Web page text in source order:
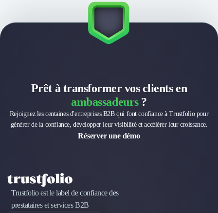
Prêt à transformer vos clients en
ambassadeurs?
Rejoignez les centaines d'entreprises B2B qui font confiance à Trustfolio pour
générer de la confiance, développer leur visibilité et accélérer leur croissance.
Réserver une démo
Trustfolio est le label de confiance des
prestataires et services B2B